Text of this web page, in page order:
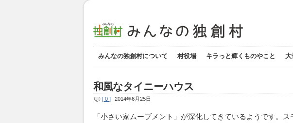
みんなの独創村について 村役場 キラっと輝くものやこと 大
和風なタイニーハウス
[ 0 ] 2014年6月25日
「小さい家ムーブメント」が深化してきているようです。